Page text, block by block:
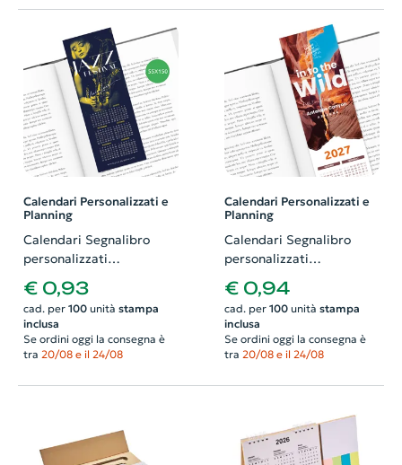
Calendari Personalizzati e
Planning
Calendari Segnalibro
personalizzati
dimensione 55x150mm
stampati fronte e retro
€ 0,93
cad. per 100unità stampa
inclusa
Se ordini oggi la consegna è
tra 20/08 e il 24/08
Calendari Personalizzati e
Planning
Calendari Segnalibro
personalizzati
dimensione 55x210mm
stampati fronte e retro
€ 0,94
cad. per 100unità stampa
inclusa
Se ordini oggi la consegna è
tra 20/08 e il 24/08